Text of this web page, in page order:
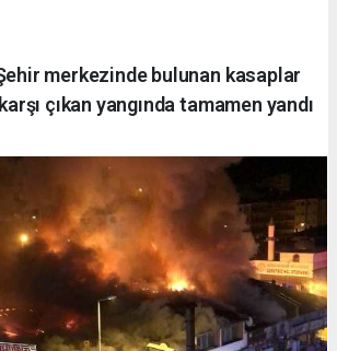
merkezinde bulunan kasaplar
çıkan yangında tamamen yandı